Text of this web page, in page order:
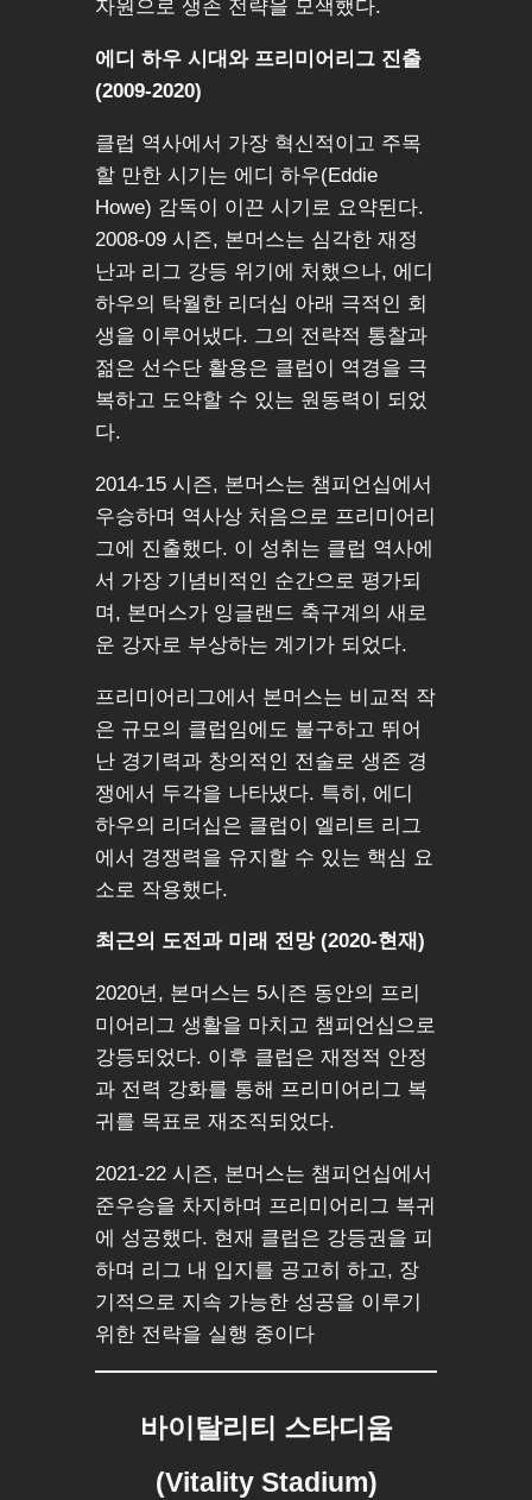
자원으로 생존 전략을 모색했다.
에디 하우 시대와 프리미어리그 진출
(2009-2020)
클럽 역사에서 가장 혁신적이고 주목
할 만한 시기는 에디 하우(Eddie
Howe) 감독이 이끈 시기로 요약된다.
2008-09 시즌, 본머스는 심각한 재정
난과 리그 강등 위기에 처했으나, 에디
하우의 탁월한 리더십 아래 극적인 회
생을 이루어냈다. 그의 전략적 통찰과
젊은 선수단 활용은 클럽이 역경을 극
복하고 도약할 수 있는 원동력이 되었
다.
2014-15 시즌, 본머스는 챔피언십에서
우승하며 역사상 처음으로 프리미어리
그에 진출했다. 이 성취는 클럽 역사에
서 가장 기념비적인 순간으로 평가되
며, 본머스가 잉글랜드 축구계의 새로
운 강자로 부상하는 계기가 되었다.
프리미어리그에서 본머스는 비교적 작
은 규모의 클럽임에도 불구하고 뛰어
난 경기력과 창의적인 전술로 생존 경
쟁에서 두각을 나타냈다. 특히, 에디
하우의 리더십은 클럽이 엘리트 리그
에서 경쟁력을 유지할 수 있는 핵심 요
소로 작용했다.
최근의 도전과 미래 전망 (2020-현재)
2020년, 본머스는 5시즌 동안의 프리
미어리그 생활을 마치고 챔피언십으로
강등되었다. 이후 클럽은 재정적 안정
과 전력 강화를 통해 프리미어리그 복
귀를 목표로 재조직되었다.
2021-22 시즌, 본머스는 챔피언십에서
준우승을 차지하며 프리미어리그 복귀
에 성공했다. 현재 클럽은 강등권을 피
하며 리그 내 입지를 공고히 하고, 장
기적으로 지속 가능한 성공을 이루기
위한 전략을 실행 중이다
바이탈리티 스타디움
(Vitality Stadium)